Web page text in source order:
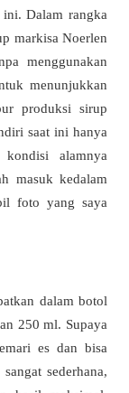
Dalam rangka
markisa Noerlen
menggunakan
menunjukkan
produksi sirup
saat ini hanya
alamnya
masuk kedalam
foto yang saya
dalam botol
250 ml. Supaya
es dan bisa
sederhana,